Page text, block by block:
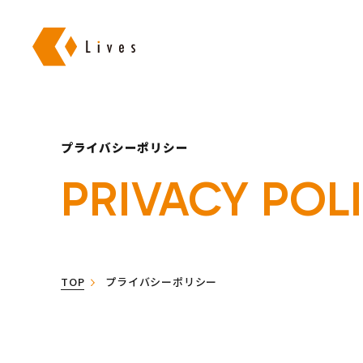
プライバシーポリシー
PRIVACY
TOP プライバシーポリシー